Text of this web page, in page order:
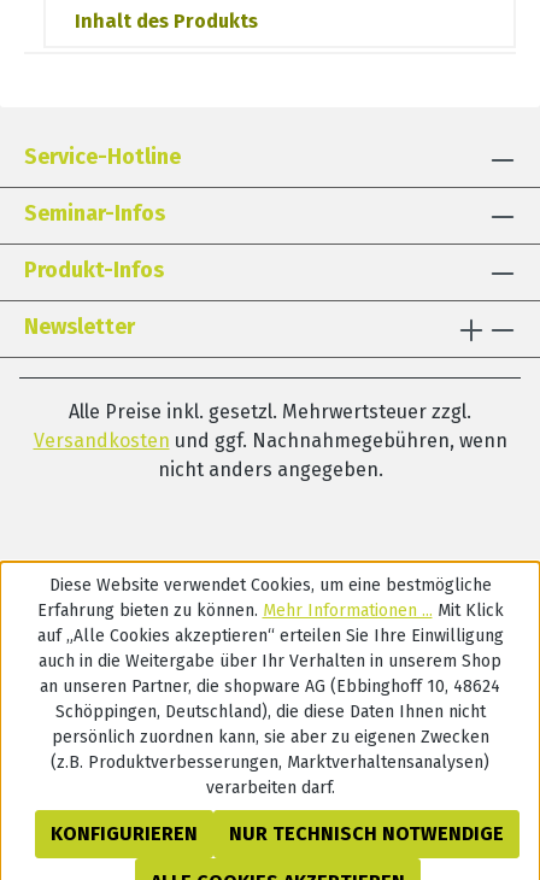
Inhalt des Produkts
Service-Hotline
Seminar-Infos
Produkt-Infos
Newsletter
Alle Preise inkl. gesetzl. Mehrwertsteuer zzgl.
Versandkosten und ggf. Nachnahmegebühren, wenn
nicht anders angegeben.
Diese Website verwendet Cookies, um eine bestmögliche
Erfahrung bieten zu können. Mehr Informationen ... Mit Klick
auf „Alle Cookies akzeptieren“ erteilen Sie Ihre Einwilligung
auch in die Weitergabe über Ihr Verhalten in unserem Shop
an unseren Partner, die shopware AG (Ebbinghoff 10, 48624
Schöppingen, Deutschland), die diese Daten Ihnen nicht
persönlich zuordnen kann, sie aber zu eigenen Zwecken
(z.B. Produktverbesserungen, Marktverhaltensanalysen)
verarbeiten darf.
NUR TECHNISCH NOTWENDIGE
KONFIGURIEREN